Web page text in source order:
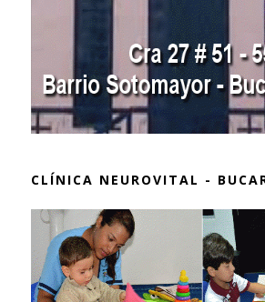
CLÍNICA NEUROVITAL -